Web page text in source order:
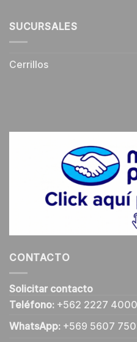
SUCURSALES
Cerrillos
CONTACTO
Solicitar contacto
Teléfono: +562 2227 4000
WhatsApp: +569 5607